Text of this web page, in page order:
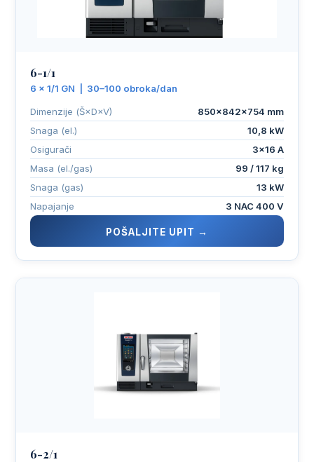
6-1/1
6 × 1/1 GN | 30–100 obroka/dan
Dimenzije (Š×D×V)
850×842×754 mm
Snaga (el.)
10,8 kW
Osigurači
3×16 A
Masa (el./gas)
99 / 117 kg
Snaga (gas)
13 kW
Napajanje
3 NAC 400 V
POŠALJITE UPIT →
6-2/1